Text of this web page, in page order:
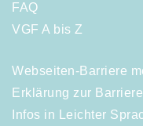
FAQ
VGF A bis Z
Webseiten-Barriere
Erklärung zur
Infos in Leichter